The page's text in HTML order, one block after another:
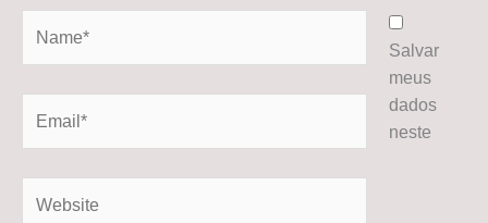
Salvar
meus
dados
neste